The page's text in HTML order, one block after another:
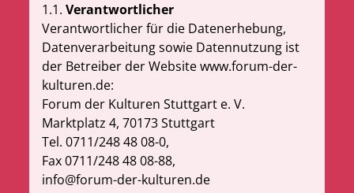
1.1.Verantwortlicher
Verantwortlicher für die Datenerhebung,
Datenverarbeitung sowie Datennutzung ist
der Betreiber der Website www.forum-der-
kulturen.de:
Forum der Kulturen Stuttgart e. V.
Marktplatz 4, 70173 Stuttgart
Tel. 0711/248 48 08-0,
Fax 0711/248 48 08-88,
info@forum-der-kulturen.de